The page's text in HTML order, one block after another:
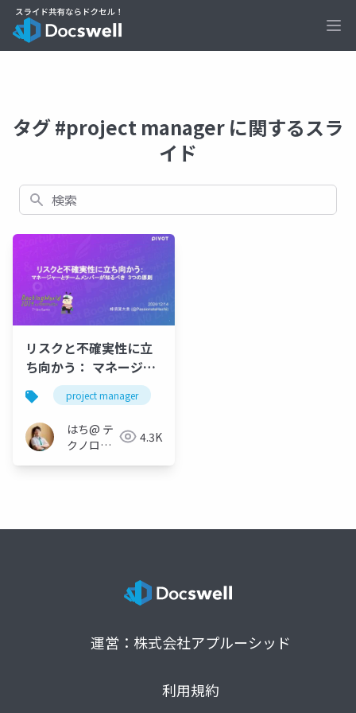
タグ #project manager に関するスラ
イド
検索
リスクと不確実性に立
ち向かう： マネージャ
ーとチームメンバーが
知るべき3つの原則
project manager
はち@ テ
クノロジ
4.3K
運営：株式会社アプルーシッド
利用規約